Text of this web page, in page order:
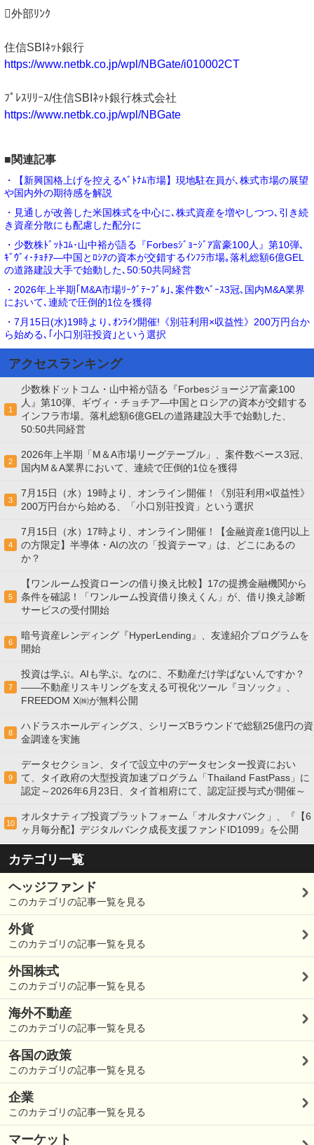
外部ﾘﾝｸ
住信SBIﾈｯﾄ銀行
https://www.netbk.co.jp/wpl/NBGate/i010002CT
ﾌﾟﾚｽﾘﾘｰｽ/住信SBIﾈｯﾄ銀行株式会社
https://www.netbk.co.jp/wpl/NBGate
■関連記事
・【新興国格上げを控えるﾍﾞﾄﾅﾑ市場】現地駐在員が､株式市場の展望
や国内外の期待感を解説
・見通しが改善した米国株式を中心に､株式資産を増やしつつ､引き続
き資産分散にも配慮した配分に
・少数株ﾄﾞｯﾄｺﾑ･山中裕が語る『Forbesｼﾞｮｰｼﾞｱ富豪100人』第10弾､
ｷﾞｳﾞｨ･ﾁｮﾁｱ―中国とﾛｼｱの資本が交錯するｲﾝﾌﾗ市場｡落札総額6億GEL
の道路建設大手で始動した､50:50共同経営
・2026年上半期｢M&A市場ﾘｰｸﾞﾃｰﾌﾞﾙ｣､案件数ﾍﾞｰｽ3冠､国内M&A業界
において､連続で圧倒的1位を獲得
・7月15日(水)19時より､ｵﾝﾗｲﾝ開催!《別荘利用×収益性》200万円台か
ら始める､｢小口別荘投資｣という選択
アクセスランキング
1
少数株ドットコム・山中裕が語る『Forbesジョージア富豪100
人』第10弾、ギヴィ・チョチア―中国とロシアの資本が交錯する
インフラ市場。落札総額6億GELの道路建設大手で始動した、
50:50共同経営
2
2026年上半期「M＆A市場リーグテーブル」、案件数ベース3冠、
国内M＆A業界において、連続で圧倒的1位を獲得
3
7月15日（水）19時より、オンライン開催！《別荘利用×収益性》
200万円台から始める、「小口別荘投資」という選択
4
7月15日（水）17時より、オンライン開催！【金融資産1億円以上
の方限定】半導体・AIの次の「投資テーマ」は、どこにあるの
か？
5
【ワンルーム投資ローンの借り換え比較】17の提携金融機関から
条件を確認！「ワンルーム投資借り換えくん」が、借り換え診断
サービスの受付開始
6
暗号資産レンディング『HyperLending』、友達紹介プログラムを
開始
7
投資は学ぶ。AIも学ぶ。なのに、不動産だけ学ばないんですか？
——不動産リスキリングを支える可視化ツール『ヨソック』、
FREEDOM X㈱が無料公開
8
ハドラスホールディングス、シリーズBラウンドで総額25億円の資
金調達を実施
9
データセクション、タイで設立中のデータセンター投資におい
て、タイ政府の大型投資加速プログラム「Thailand FastPass」に
認定～2026年6月23日、タイ首相府にて、認定証授与式が開催～
10
オルタナティブ投資プラットフォーム「オルタナバンク」、『【6
ヶ月毎分配】デジタルバンク成長支援ファンドID1099』を公開
カテゴリ一覧
ヘッジファンド
このカテゴリの記事一覧を見る
外貨
このカテゴリの記事一覧を見る
外国株式
このカテゴリの記事一覧を見る
海外不動産
このカテゴリの記事一覧を見る
各国の政策
このカテゴリの記事一覧を見る
企業
このカテゴリの記事一覧を見る
マーケット